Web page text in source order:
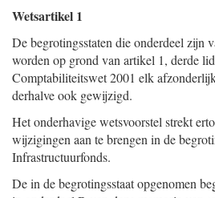
Wetsartikel 1
De begrotingsstaten die onderdeel zijn
worden op grond van artikel 1, derde
Comptabiliteitswet 2001 elk
derhalve ook gewijzigd.
Het onderhavige wetsvoorstel strekt
wijzigingen aan te brengen in de
Infrastructuurfonds.
De in de begrotingsstaat opgenomen